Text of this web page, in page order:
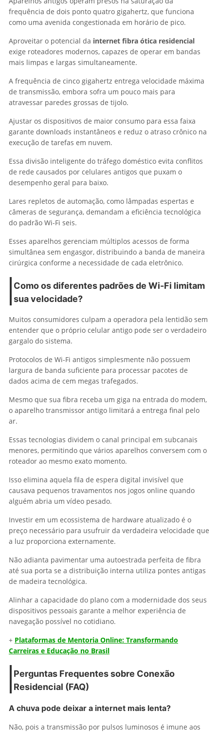
frequência de dois ponto quatro gigahertz, que funciona
como uma avenida congestionada em horário de pico.
Aproveitar o potencial da internet fibra ótica residencial
exige roteadores modernos, capazes de operar em bandas
mais limpas e largas simultaneamente.
A frequência de cinco gigahertz entrega velocidade máxima
de transmissão, embora sofra um pouco mais para
atravessar paredes grossas de tijolo.
Ajustar os dispositivos de maior consumo para essa faixa
garante downloads instantâneos e reduz o atraso crônico na
execução de tarefas em nuvem.
Essa divisão inteligente do tráfego doméstico evita conflitos
de rede causados por celulares antigos que puxam o
desempenho geral para baixo.
Lares repletos de automação, como lâmpadas espertas e
câmeras de segurança, demandam a eficiência tecnológica
do padrão Wi-Fi seis.
Esses aparelhos gerenciam múltiplos acessos de forma
simultânea sem engasgor, distribuindo a banda de maneira
cirúrgica conforme a necessidade de cada eletrônico.
Como os diferentes padrões de Wi-Fi limitam
sua velocidade?
Muitos consumidores culpam a operadora pela lentidão sem
entender que o próprio celular antigo pode ser o verdadeiro
gargalo do sistema.
Protocolos de Wi-Fi antigos simplesmente não possuem
largura de banda suficiente para processar pacotes de
dados acima de cem megas trafegados.
Mesmo que sua fibra receba um giga na entrada do modem,
o aparelho transmissor antigo limitará a entrega final pelo
ar.
Essas tecnologias dividem o canal principal em subcanais
menores, permitindo que vários aparelhos conversem com o
roteador ao mesmo exato momento.
Isso elimina aquela fila de espera digital invisível que
causava pequenos travamentos nos jogos online quando
alguém abria um vídeo pesado.
Investir em um ecossistema de hardware atualizado é o
preço necessário para usufruir da verdadeira velocidade que
a luz proporciona externamente.
Não adianta pavimentar uma autoestrada perfeita de fibra
até sua porta se a distribuição interna utiliza pontes antigas
de madeira tecnológica.
Alinhar a capacidade do plano com a modernidade dos seus
dispositivos pessoais garante a melhor experiência de
navegação possível no cotidiano.
+ Plataformas de Mentoria Online: Transformando
Carreiras e Educação no Brasil
Perguntas Frequentes sobre Conexão
Residencial (FAQ)
A chuva pode deixar a internet mais lenta?
Não, pois a transmissão por pulsos luminosos é imune aos